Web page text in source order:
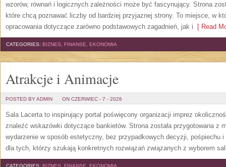
wzorów, równań i logicznych zależności może być fascynujący. Strona
które chcą poznawać liczby od bardziej przyjaznej strony. To miejsce, w
opracowania dotyczące zarówno podstawowych zagadnień, jak i [ Read
CATEGORIES: BIZNES, FINANSE, EKONOMIA
Atrakcje i Animacje
POSTED BY ADMIN ON CZERWIEC - 7 - 2026
Sala Lacerta to inspirujący portal poświęcony organizacji imprez
znaleźć wskazówki dotyczące bankietów. Strona została przygotowana z
wydarzenie w sposób estetyczny, bez przypadkowych decyzji, pośpiechu
dla tych, którzy szukają konkretnych rozwiązań związanych z wyborem
CATEGORIES: BIZNES, FINANSE, EKONOMIA